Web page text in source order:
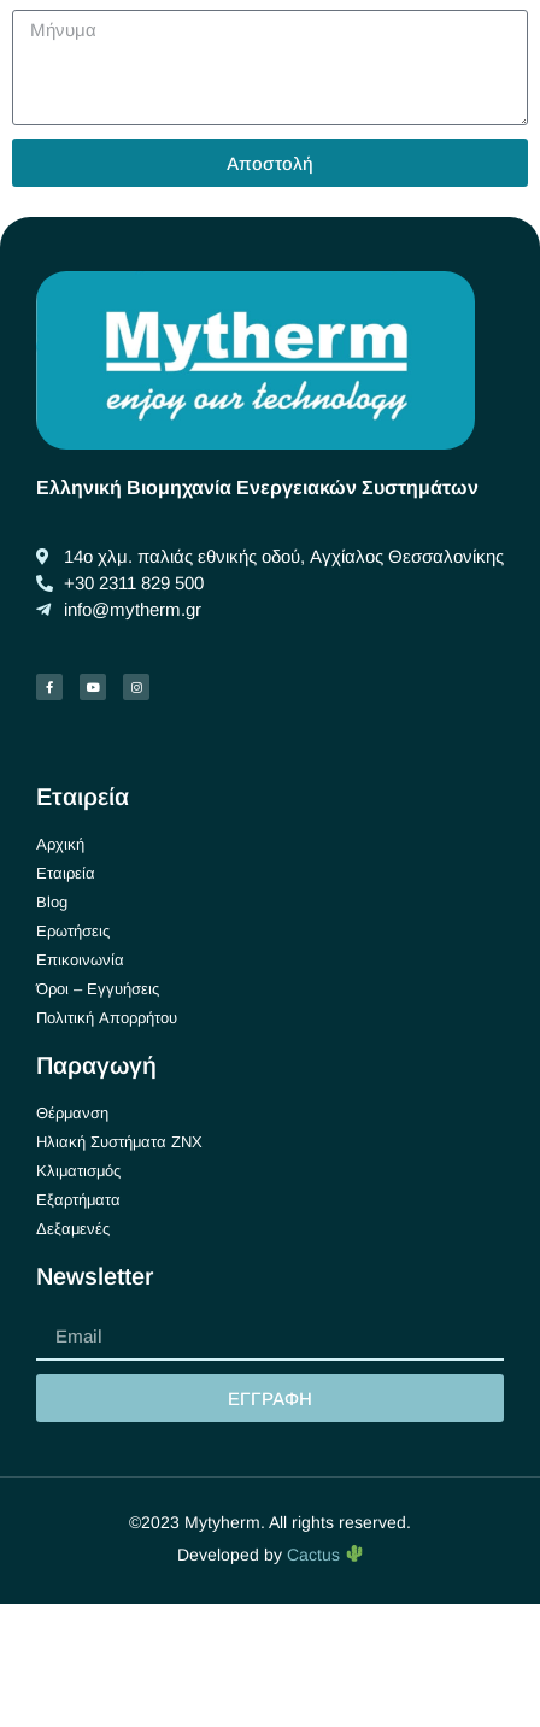
Αποστολή
Ελληνική Βιομηχανία Ενεργειακών Συστημάτων
14ο χλμ. παλιάς εθνικής οδού, Αγχίαλος Θεσσαλονίκης
+30 2311 829 500
info@mytherm.gr
Εταιρεία
Αρχική
Εταιρεία
Blog
Ερωτήσεις
Επικοινωνία
Όροι – Εγγυήσεις
Πολιτική Απορρήτου
Παραγωγή
Θέρμανση
Ηλιακή Συστήματα ΖΝΧ
Κλιματισμός
Εξαρτήματα
Δεξαμενές
Newsletter
ΕΓΓΡΑΦΗ
©2023 Mytyherm. All rights reserved.
Developed by Cactus